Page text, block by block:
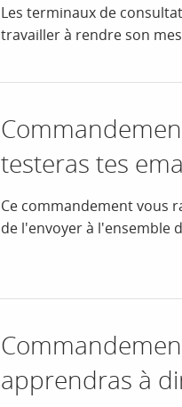
Les terminaux de
travailler à rendre son
testeras tes
Ce commandement vous
de l'envoyer à l'ensemble
apprendras à